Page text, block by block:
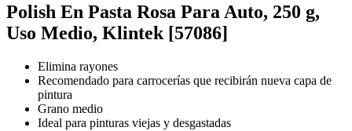
Polish En Pasta Rosa Para Auto, 250 g,
Uso Medio, Klintek [57086]
Elimina rayones
Recomendado para carrocerías que recibirán nueva capa de
pintura
Grano medio
Ideal para pinturas viejas y desgastadas